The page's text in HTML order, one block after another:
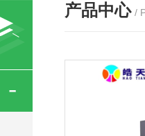
产品中心 /